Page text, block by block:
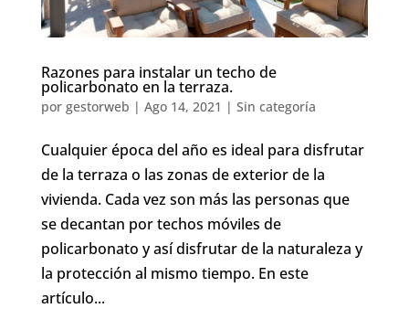
Razones para instalar un techo de
policarbonato en la terraza.
por gestorweb | Ago 14, 2021 | Sin categoría
Cualquier época del año es ideal para disfrutar
de la terraza o las zonas de exterior de la
vivienda. Cada vez son más las personas que
se decantan por techos móviles de
policarbonato y así disfrutar de la naturaleza y
la protección al mismo tiempo. En este
artículo...